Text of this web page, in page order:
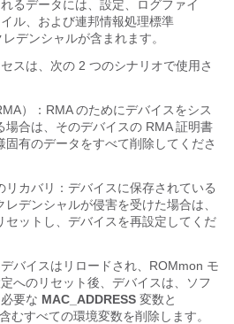
るデータには、設定、ログファイ
ル、および連邦情報処理標準
デンシャルが含まれます。
スは、次の 2 つのシナリオで使用さ
）：RMA のためにデバイスをシス
場合は、そのデバイスの RMA 証明書
固有のデータをすべて削除してくださ
リカバリ：デバイスに保存されている
デンシャルが侵害を受けた場合は、
セットし、デバイスを再設定してくだ
バイスはリロードされ、ROMmon モ
へのリセット後、デバイスは、ソフ
要な MAC_ADDRESS 変数と
むすべての環境変数を削除します。